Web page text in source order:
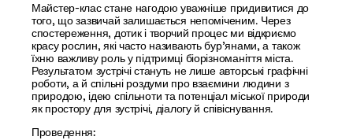
Майстер-клас стане нагодою уважніше придивитися до
того, що зазвичай залишається непоміченим. Через
спостереження, дотик і творчий процес ми відкриємо
красу рослин, які часто називають бур’янами, а також
їхню важливу роль у підтримці біорізноманіття міста.
Результатом зустрічі стануть не лише авторські графічні
роботи, а й спільні роздуми про взаємини людини з
природою, ідею спільноти та потенціал міської природи
як простору для зустрічі, діалогу й співіснування.
Проведення: